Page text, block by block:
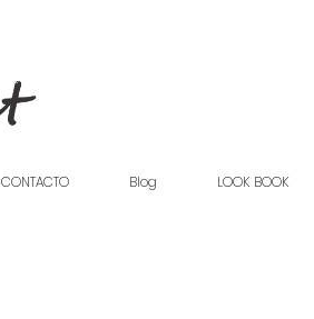
CONTACTO Blog LOOK BOOK